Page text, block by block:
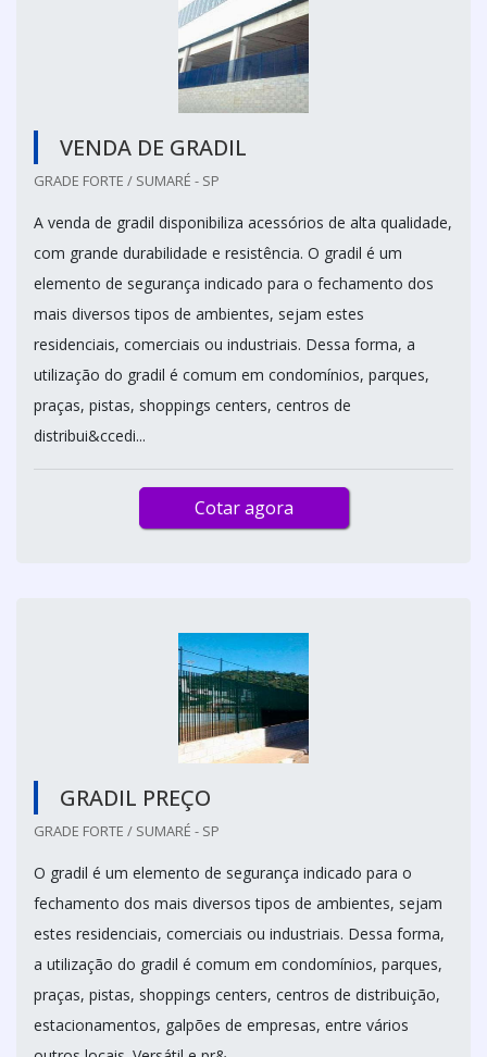
VENDA DE GRADIL
GRADE FORTE / SUMARÉ - SP
A venda de gradil disponibiliza acessórios de alta qualidade,
com grande durabilidade e resistência. O gradil é um
elemento de segurança indicado para o fechamento dos
mais diversos tipos de ambientes, sejam estes
residenciais, comerciais ou industriais. Dessa forma, a
utilização do gradil é comum em condomínios, parques,
praças, pistas, shoppings centers, centros de
distribui&ccedi...
Cotar agora
GRADIL PREÇO
GRADE FORTE / SUMARÉ - SP
O gradil é um elemento de segurança indicado para o
fechamento dos mais diversos tipos de ambientes, sejam
estes residenciais, comerciais ou industriais. Dessa forma,
a utilização do gradil é comum em condomínios, parques,
praças, pistas, shoppings centers, centros de distribuição,
estacionamentos, galpões de empresas, entre vários